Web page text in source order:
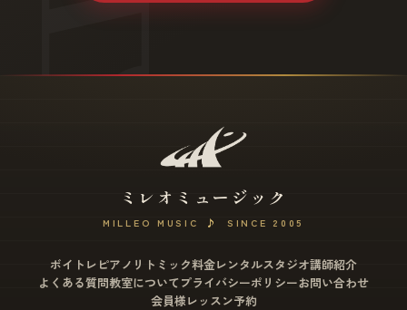
ミレオミュージック
MILLEO MUSIC ♪ SINCE 2005
ボイトレ ピアノ リトミック料金レンタルスタジオ講師紹介
よくある質問教室について プライバシーポリシーお問い合わせ
会員様レッスン予約